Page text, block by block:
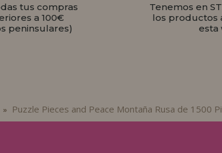
tus compras
a 100€
peninsulares)
Tenemos en
los productos
esta
» Puzzle Pieces and Peace Montaña Rusa de 1500